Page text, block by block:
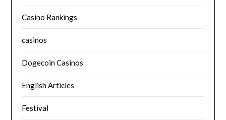
Casino Rankings
casinos
Dogecoin Casinos
English Articles
Festival